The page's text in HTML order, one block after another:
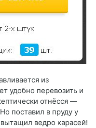
из
удобно перевозить и
отнёсся —
поставил в пруду у
ведро карасей!